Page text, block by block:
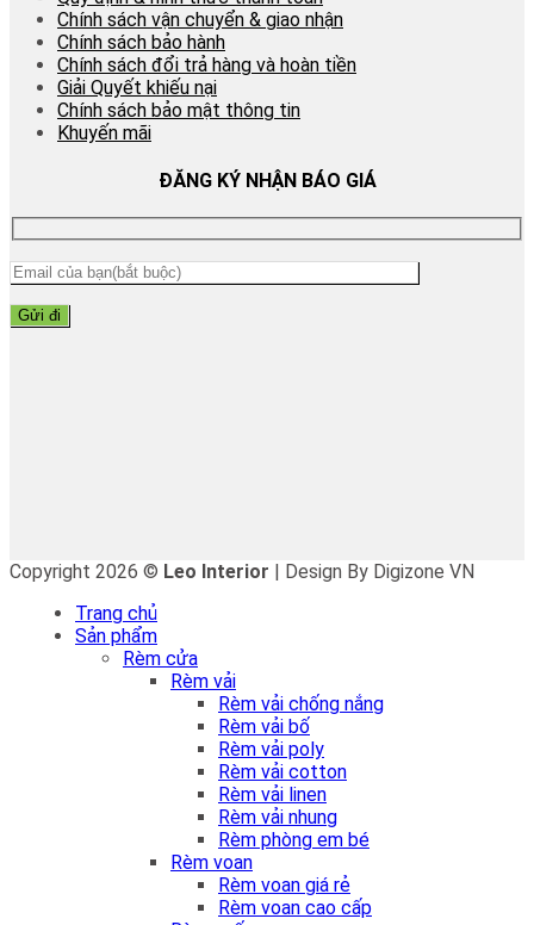
Chính sách vận chuyển & giao nhận
Chính sách bảo hành
Chính sách đổi trả hàng và hoàn tiền
Giải Quyết khiếu nại
Chính sách bảo mật thông tin
Khuyến mãi
ĐĂNG KÝ NHẬN BÁO GIÁ
Copyright 2026 © Leo Interior | Design By Digizone VN
Trang chủ
Sản phẩm
Rèm cửa
Rèm vải
Rèm vải chống nắng
Rèm vải bố
Rèm vải poly
Rèm vải cotton
Rèm vải linen
Rèm vải nhung
Rèm phòng em bé
Rèm voan
Rèm voan giá rẻ
Rèm voan cao cấp